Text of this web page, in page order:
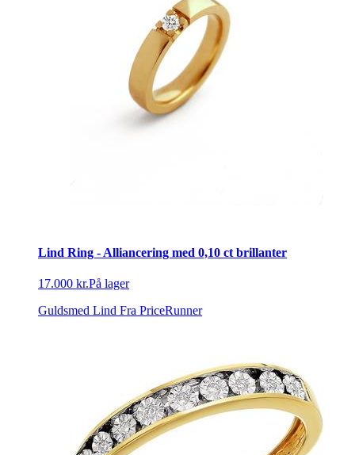
Lind Ring - Alliancering med 0,10 ct brillanter
17.000 kr.På lager
Guldsmed Lind Fra PriceRunner